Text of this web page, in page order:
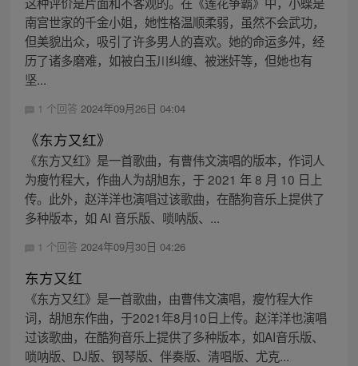
南宫世家的千金小姐，她性格温顺柔弱，虽然不会武功，
但美貌出众，吸引了许多男人的喜欢。她的命运多舛，经
历了诸多磨难，如被白玉川纠缠、被迷奸等，但她也有
坚...
1 个回答 2024年09月26日 04:04
《东方又红》
《东方又红》是一首歌曲，有曹伟文演唱的版本，作词人
为瘦竹程大，作曲人为胡旭东，于 2021 年 8 月 10 日上
传。此外，赵洋洋也演唱过该歌曲，在酷狗音乐上提供了
多种版本，如 AI 音乐版、唢呐版、...
1 个回答 2024年09月30日 04:26
东方又红
《东方又红》是一首歌曲，由曹伟文演唱，瘦竹程大作
词，胡旭东作曲，于2021年8月10日上传。赵洋洋也演唱
过该歌曲，在酷狗音乐上提供了多种版本，如AI音乐版、
唢呐版、DJ版、钢琴版、伴奏版、清唱版、尤克...